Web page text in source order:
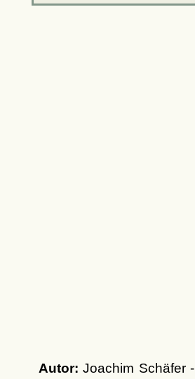
Autor: Joachim Schäfer -